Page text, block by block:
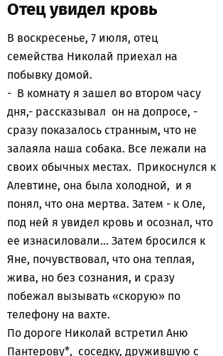
Отец увидел кровь
В воскресенье, 7 июля, отец
семейства Николай приехал на
побывку домой.
- В комнату я зашел во втором часу
дня,- рассказывал он на допросе, -
сразу показалось странным, что не
залаяла наша собака. Все лежали на
своих обычных местах. Прикоснулся к
Алевтине, она была холодной, и я
понял, что она мертва. Затем - к Оле,
под ней я увидел кровь и осознал, что
ее изнасиловали… Затем бросился к
Яне, почувствовал, что она теплая,
жива, но без сознания, и сразу
побежал вызывать «скорую» по
телефону на вахте.
По дороге Николай встретил Аню
Пантерову*, соседку, дружившую с